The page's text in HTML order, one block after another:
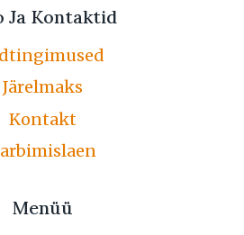
Ja Kontaktid
Järelmaks
Kontakt
Menüü